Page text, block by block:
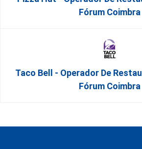
Fórum Coimbra
Taco Bell - Operador De
Fórum Coimbra